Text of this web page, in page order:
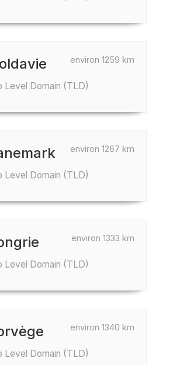
environ 1259 km
Level Domain (TLD)
environ 1267 km
Level Domain (TLD)
environ 1333 km
Level Domain (TLD)
environ 1340 km
Level Domain (TLD)